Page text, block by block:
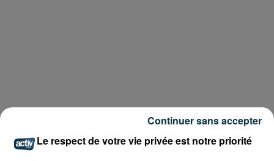
Le respect de votre vie privée est notre priorité
Continuer sans accepter